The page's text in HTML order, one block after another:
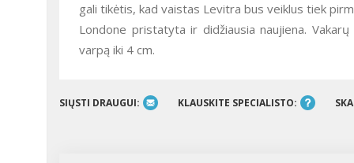
gali tikėtis, kad vaistas Levitra bus veiklus tiek
Londone pristatyta ir didžiausia naujiena.
varpą iki 4 cm.
SIŲSTI DRAUGUI: KLAUSKITE SPECIALISTO: